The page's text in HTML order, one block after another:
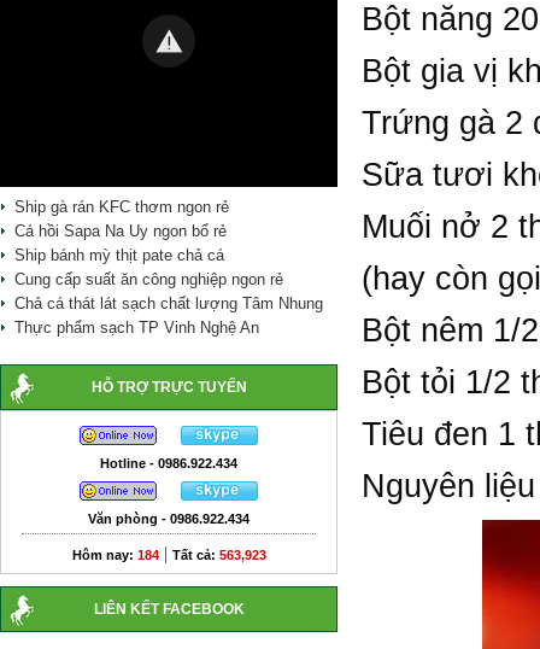
Ship gà rán KFC thơm ngon rẻ
Cá hồi Sapa Na Uy ngon bổ rẻ
Ship bánh mỳ thịt pate chả cá
Cung cấp suất ăn công nghiệp ngon rẻ
Chả cá thát lát sạch chất lượng Tâm Nhung
Thực phẩm sạch TP Vinh Nghệ An
HỖ TRỢ TRỰC TUYẾN
Hotline - 0986.922.434
Văn phòng - 0986.922.434
Hôm nay: 184| Tất cả: 563,923
LIÊN KẾT FACEBOOK
Bột năng
Bột gia vị
Trứng gà 2
Sữa tươi
Muối nở 2
(hay còn
Bột nêm 1/
Bột tỏi 1/2
Tiêu đen 1
Nguyên